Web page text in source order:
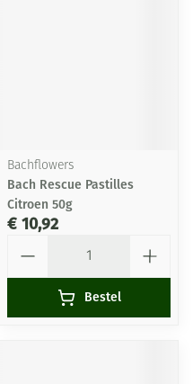
Bachflowers
Bach Rescue Pastilles
Citroen 50g
€ 10,92
Bestel